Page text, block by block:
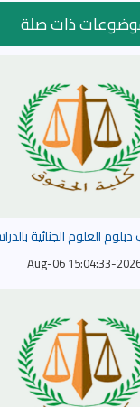
ذات صلة
العلوم الجنائية
2026-Aug-06